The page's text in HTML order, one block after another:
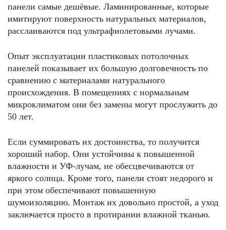
панели самые дешёвые. Ламинированные, которые
имитируют поверхность натуральных материалов,
расслаиваются под ультрафиолетовыми лучами.
Опыт эксплуатации пластиковых потолочных
панелей показывает их большую долговечность по
сравнению с материалами натурального
происхождения. В помещениях с нормальным
микроклиматом они без замены могут прослужить до
50 лет.
Если суммировать их достоинства, то получится
хороший набор. Они устойчивы к повышенной
влажности и УФ-лучам, не обесцвечиваются от
яркого солнца. Кроме того, панели стоят недорого и
при этом обеспечивают повышенную
шумоизоляцию. Монтаж их довольно простой, а уход
заключается просто в протирании влажной тканью.